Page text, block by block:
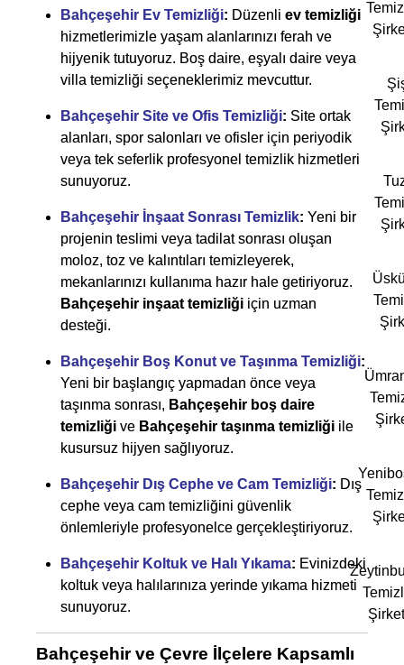
Bahçeşehir Ev Temizliği: Düzenliev temizliği
hizmetlerimizle yaşam alanlarınızı ferah ve
hijyenik tutuyoruz. Boş daire, eşyalı daire veya
villa temizliği seçeneklerimiz mevcuttur.
Bahçeşehir Site ve Ofis Temizliği: Site ortak
alanları, spor salonları ve ofisler için periyodik
veya tek seferlik profesyonel temizlik hizmetleri
sunuyoruz.
Bahçeşehir İnşaat Sonrası Temizlik: Yeni bir
projenin teslimi veya tadilat sonrası oluşan
moloz, toz ve kalıntıları temizleyerek,
mekanlarınızı kullanıma hazır hale getiriyoruz.
Bahçeşehir inşaat temizliği için uzman
desteği.
Bahçeşehir Boş Konut ve Taşınma Temizliği:
Yeni bir başlangıç yapmadan önce veya
taşınma sonrası, Bahçeşehir boş daire
temizliği ve Bahçeşehir taşınma temizliği ile
kusursuz hijyen sağlıyoruz.
Bahçeşehir Dış Cephe ve Cam Temizliği: Dış
cephe veya cam temizliğini güvenlik
önlemleriyle profesyonelce gerçekleştiriyoruz.
Bahçeşehir Koltuk ve Halı Yıkama: Evinizdeki
koltuk veya halılarınıza yerinde yıkama hizmeti
sunuyoruz.
Bahçeşehir ve Çevre İlçelere Kapsamlı